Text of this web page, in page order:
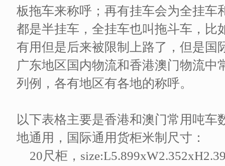
板拖车来称呼；再有挂车会为全挂车
都是半挂车，全挂车也叫拖斗车，比
有用但是后来被限制上路了，但是国
广东地区国内物流和香港澳门物流中
列例，各有地区有各地的称呼。
以下表格主要是香港和澳门常用吨
地通用，国际通用货柜米制尺寸：
20尺柜，